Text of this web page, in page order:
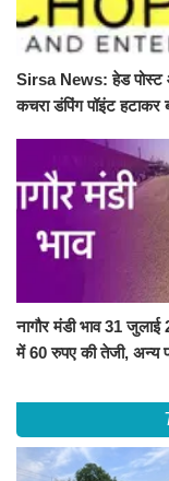
Sirsa News: हेड पोस्ट
कचरा डंपिंग पॉइंट
नागौर मंडी भाव 31 जुलाई
में 60 रुपए की तेजी, अन्य